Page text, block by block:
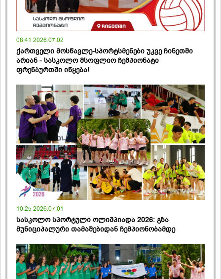
08:41 2026.07.02
ქართველი მოსწავლე-სპორტსმენები უკვე ჩინეთში
არიან - სასკოლო მსოფლიო ჩემპიონატი
ფრენბურთში იწყება!
10:25 2026.07.01
სასკოლო სპორტული ოლიმპიადა 2026: გზა
მუნიციპალური თამაშებიდან ჩემპიონობამდე